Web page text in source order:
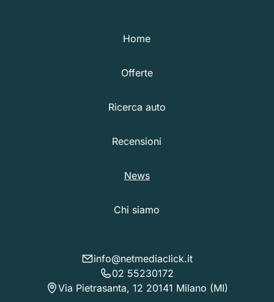
Home
Offerte
Ricerca auto
Recensioni
News
Chi siamo
info@netmediaclick.it
02 55230172
Via Pietrasanta, 12 20141 Milano (MI)